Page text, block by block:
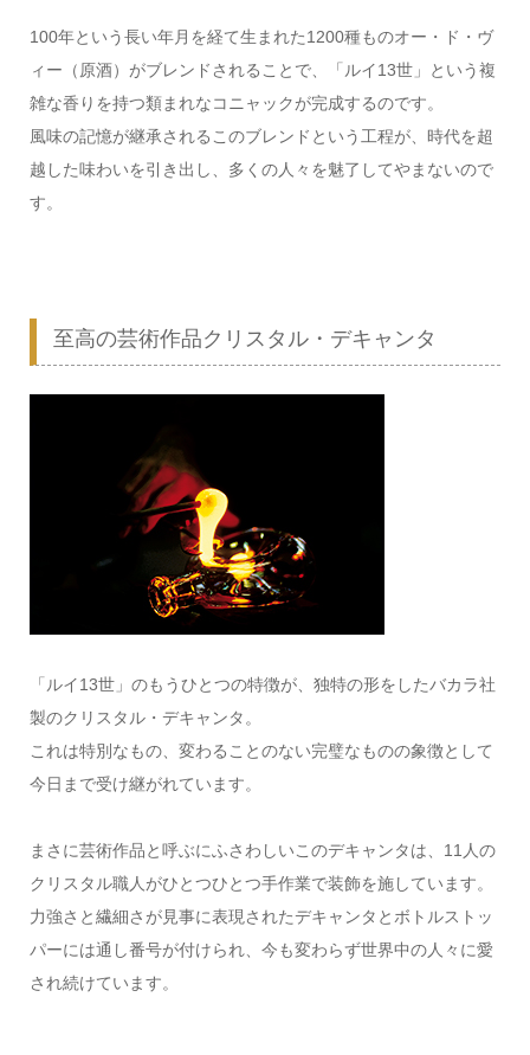
100年という長い年月を経て生まれた1200種ものオー・ド・ヴ
ィー（原酒）がブレンドされることで、「ルイ13世」という複
雑な香りを持つ類まれなコニャックが完成するのです。
風味の記憶が継承されるこのブレンドという工程が、時代を超
越した味わいを引き出し、多くの人々を魅了してやまないので
す。
至高の芸術作品クリスタル・デキャンタ
「ルイ13世」のもうひとつの特徴が、独特の形をしたバカラ社
製のクリスタル・デキャンタ。
これは特別なもの、変わることのない完璧なものの象徴として
今日まで受け継がれています。
まさに芸術作品と呼ぶにふさわしいこのデキャンタは、11人の
クリスタル職人がひとつひとつ手作業で装飾を施しています。
力強さと繊細さが見事に表現されたデキャンタとボトルストッ
パーには通し番号が付けられ、今も変わらず世界中の人々に愛
され続けています。